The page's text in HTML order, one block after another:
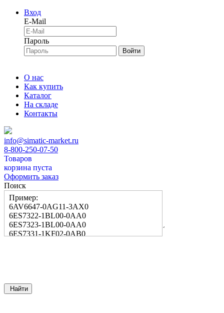
Вход
E-Mail
Пароль
Войти
О нас
Как купить
Каталог
На складе
Контакты
info@simatic-market.ru
8-800-250-07-50
Товаров
корзина пуста
Оформить заказ
Поиск
Пример:
6AV6647-0AG11-3AX0
6ES7322-1BL00-0AA0
6ES7323-1BL00-0AA0
6ES7331-1KF02-0AB0
Найти